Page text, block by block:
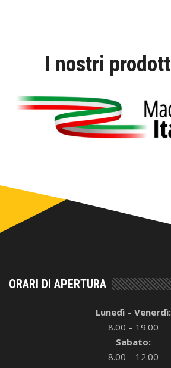
I nostri
ORARI DI APERTURA
Lunedì – Venerdì:
8.00 – 19.00
Sabato:
8.00 – 12.00